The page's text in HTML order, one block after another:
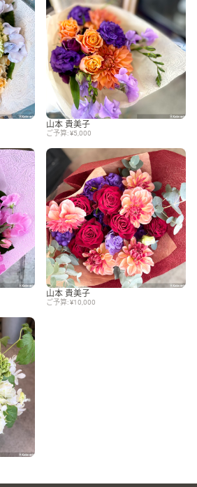
山本 貴美子
ご予算: ¥5,000
山本 貴美子
ご予算: ¥10,000